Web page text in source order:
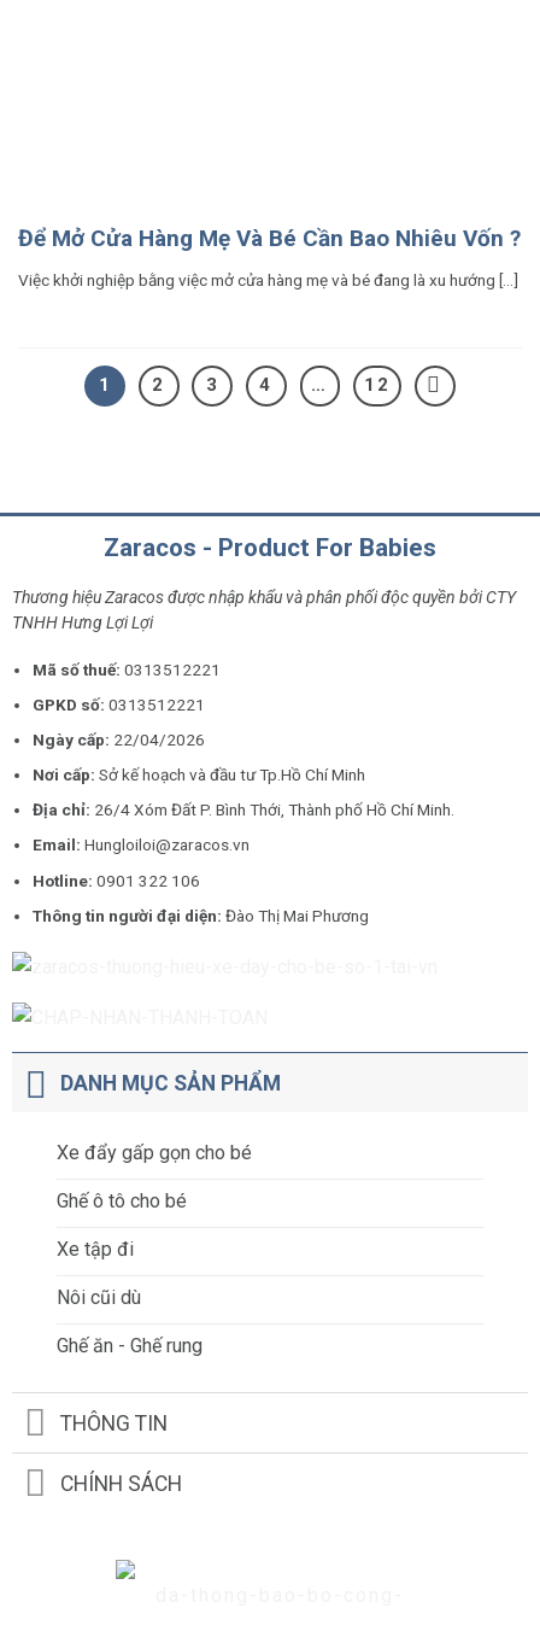
Để Mở Cửa Hàng Mẹ Và Bé Cần Bao Nhiêu Vốn ?
Việc khởi nghiệp bằng việc mở cửa hàng mẹ và bé đang là xu hướng [...]
1 2 3 4 … 12
Zaracos - Product For Babies
Thương hiệu Zaracos được nhập khẩu và phân phối độc quyền bởi CTY
TNHH Hưng Lợi Lợi
Mã số thuế: 0313512221
GPKD số:0313512221
Ngày cấp: 22/04/2026
Nơi cấp:Sở kế hoạch và đầu tư Tp.Hồ Chí Minh
Địa chỉ: 26/4 Xóm Đất P. Bình Thới, Thành phố Hồ Chí Minh.
Email:Hungloiloi@zaracos.vn
Hotline:0901 322 106
Thông tin người đại diện:Đào Thị Mai Phương
DANH MỤC SẢN PHẨM
Xe đẩy gấp gọn cho bé
Ghế ô tô cho bé
Xe tập đi
Nôi cũi dù
Ghế ăn - Ghế rung
THÔNG TIN
CHÍNH SÁCH